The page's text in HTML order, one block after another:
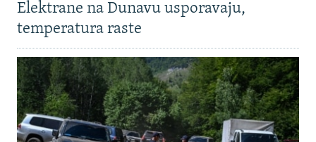
Elektrane na Dunavu usporavaju,
temperatura raste